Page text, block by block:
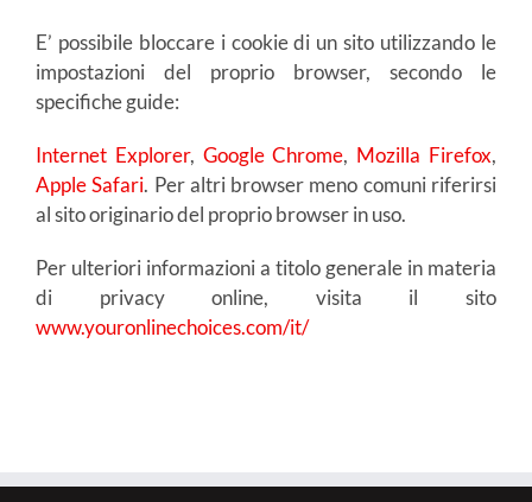
E’ possibile bloccare i cookie di un sito utilizzando le
impostazioni del proprio browser, secondo le
specifiche guide:
Internet Explorer, Google Chrome, Mozilla Firefox,
Apple Safari. Per altri browser meno comuni riferirsi
al sito originario del proprio browser in uso.
Per ulteriori informazioni a titolo generale in materia
di privacy online, visita il sito
www.youronlinechoices.com/it/